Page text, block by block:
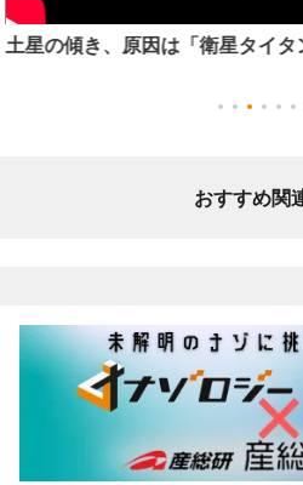
【歴史で学ぶ量子力学】量子力
おすすめ関